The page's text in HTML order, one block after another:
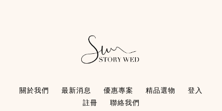
關於我們 最新消息 優惠專案 精品選物
登入
註冊
聯絡我們